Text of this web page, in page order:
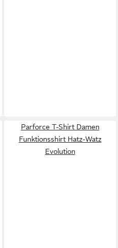
Parforce T-Shirt Damen
Funktionsshirt Hatz-Watz
Evolution